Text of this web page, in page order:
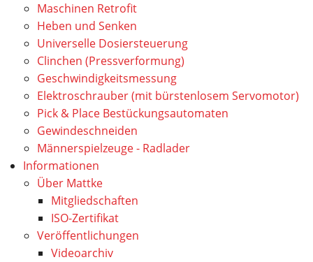
Maschinen Retrofit
Heben und Senken
Universelle Dosiersteuerung
Clinchen (Pressverformung)
Geschwindigkeitsmessung
Elektroschrauber (mit bürstenlosem Servomotor)
Pick & Place Bestückungsautomaten
Gewindeschneiden
Männerspielzeuge - Radlader
Informationen
Über Mattke
Mitgliedschaften
ISO-Zertifikat
Veröffentlichungen
Videoarchiv